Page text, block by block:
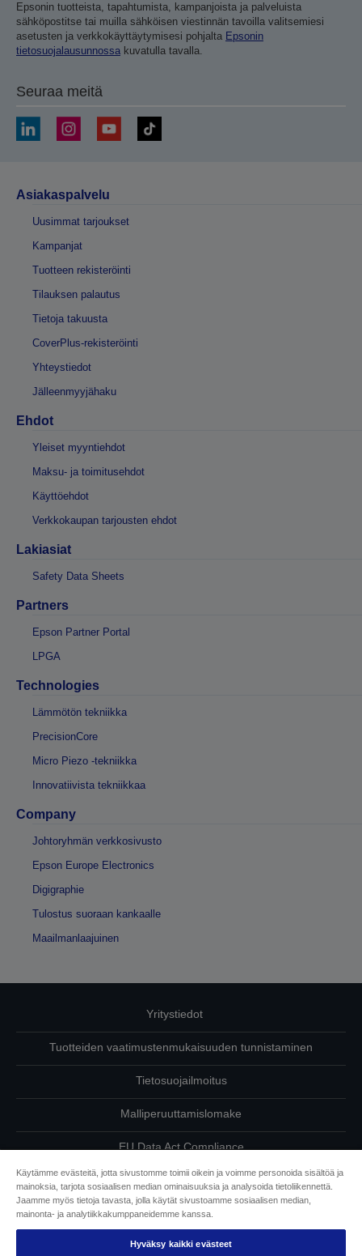
Epsonin tuotteista, tapahtumista, kampanjoista ja palveluista
sähköpostitse tai muilla sähköisen viestinnän tavoilla valitsemiesi
asetusten ja verkkokäyttäytymisesi pohjalta Epsonin
tietosuojalausunnossa kuvatulla tavalla.
Seuraa meitä
Asiakaspalvelu
Uusimmat tarjoukset
Kampanjat
Tuotteen rekisteröinti
Tilauksen palautus
Tietoja takuusta
CoverPlus-rekisteröinti
Yhteystiedot
Jälleenmyyjähaku
Ehdot
Yleiset myyntiehdot
Maksu- ja toimitusehdot
Käyttöehdot
Verkkokaupan tarjousten ehdot
Lakiasiat
Safety Data Sheets
Partners
Epson Partner Portal
LPGA
Technologies
Lämmötön tekniikka
PrecisionCore
Micro Piezo -tekniikka
Innovatiivista tekniikkaa
Company
Johtoryhmän verkkosivusto
Epson Europe Electronics
Digigraphie
Tulostus suoraan kankaalle
Maailmanlaajuinen
Yritystiedot
Tuotteiden vaatimustenmukaisuuden tunnistaminen
Tietosuojailmoitus
Malliperuuttamislomake
EU Data Act Compliance
Ota meihin yhteyttä omista tiedoistasi
Tietoa evästeistä
Epson on sitoutunut saavutettavuuteen
Käytämme evästeitä, jotta sivustomme toimii oikein ja voimme personoida sisältöä ja
mainoksia, tarjota sosiaalisen median ominaisuuksia ja analysoida tietoliikennettä.
Jaamme myös tietoja tavasta, jolla käytät sivustoamme sosiaalisen median,
mainonta- ja analytiikkakumppaneidemme kanssa.
Hyväksy kaikki evästeet